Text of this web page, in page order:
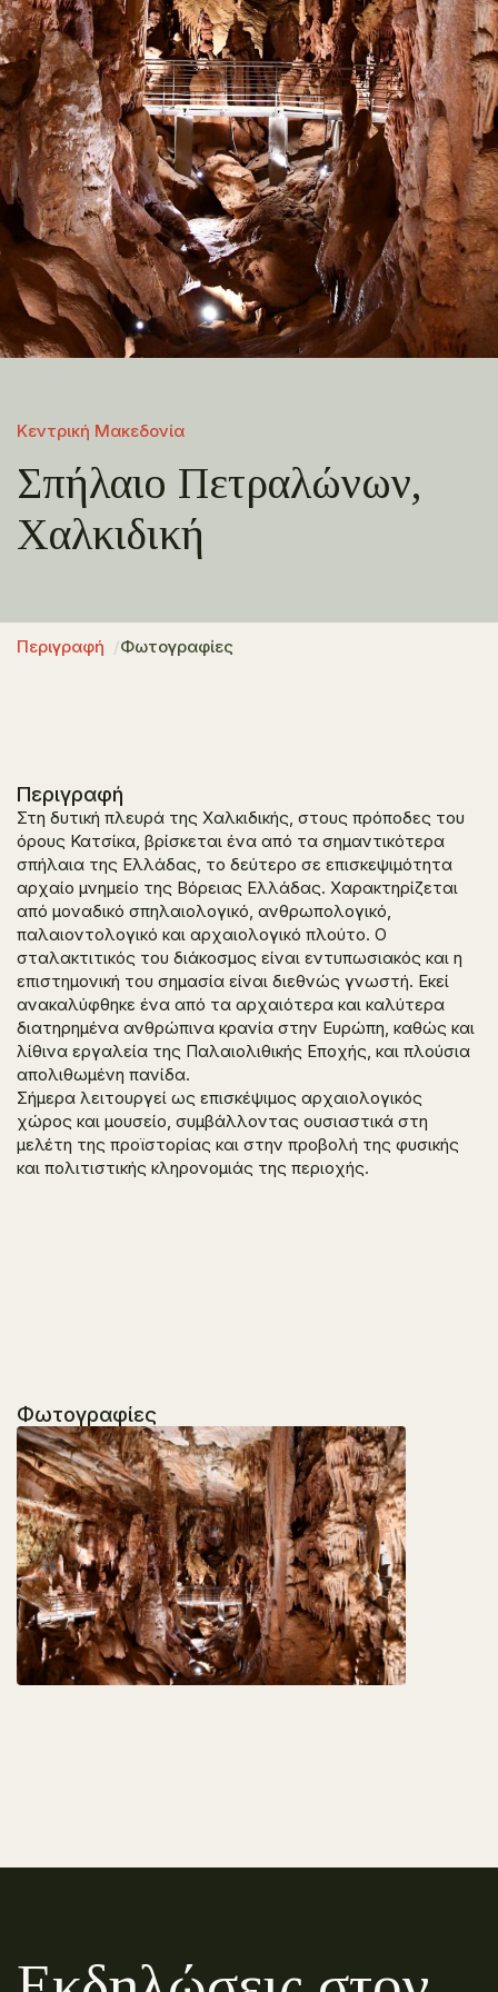
Κεντρική Μακεδονία
Σπήλαιο Πετραλώνων,
Χαλκιδική
Περιγραφή Φωτογραφίες
Περιγραφή
Στη δυτική πλευρά της Χαλκιδικής, στους πρόποδες του
όρους Κατσίκα, βρίσκεται ένα από τα σημαντικότερα
σπήλαια της Ελλάδας, το δεύτερο σε επισκεψιμότητα
αρχαίο μνημείο της Βόρειας Ελλάδας. Χαρακτηρίζεται
από μοναδικό σπηλαιολογικό, ανθρωπολογικό,
παλαιοντολογικό και αρχαιολογικό πλούτο. Ο
σταλακτιτικός του διάκοσμος είναι εντυπωσιακός και η
επιστημονική του σημασία είναι διεθνώς γνωστή. Εκεί
ανακαλύφθηκε ένα από τα αρχαιότερα και καλύτερα
διατηρημένα ανθρώπινα κρανία στην Ευρώπη, καθώς και
λίθινα εργαλεία της Παλαιολιθικής Εποχής, και πλούσια
απολιθωμένη πανίδα.
Σήμερα λειτουργεί ως επισκέψιμος αρχαιολογικός
χώρος και μουσείο, συμβάλλοντας ουσιαστικά στη
μελέτη της προϊστορίας και στην προβολή της φυσικής
και πολιτιστικής κληρονομιάς της περιοχής.
Φωτογραφίες